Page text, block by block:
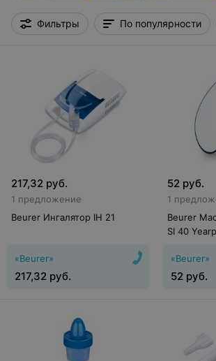
Фильтры По популярности
217,32 руб.
1 предложение
Beurer Ингалятор IH 21
«Beurer»
217,32 руб.
52 руб.
1
Beurer
SI 40
«Beurer»
52 руб.